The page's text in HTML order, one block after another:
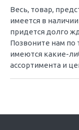
Весь, товар,
имеется в
придется долго
Позвоните нам по
имеются какие-
ассортимента и